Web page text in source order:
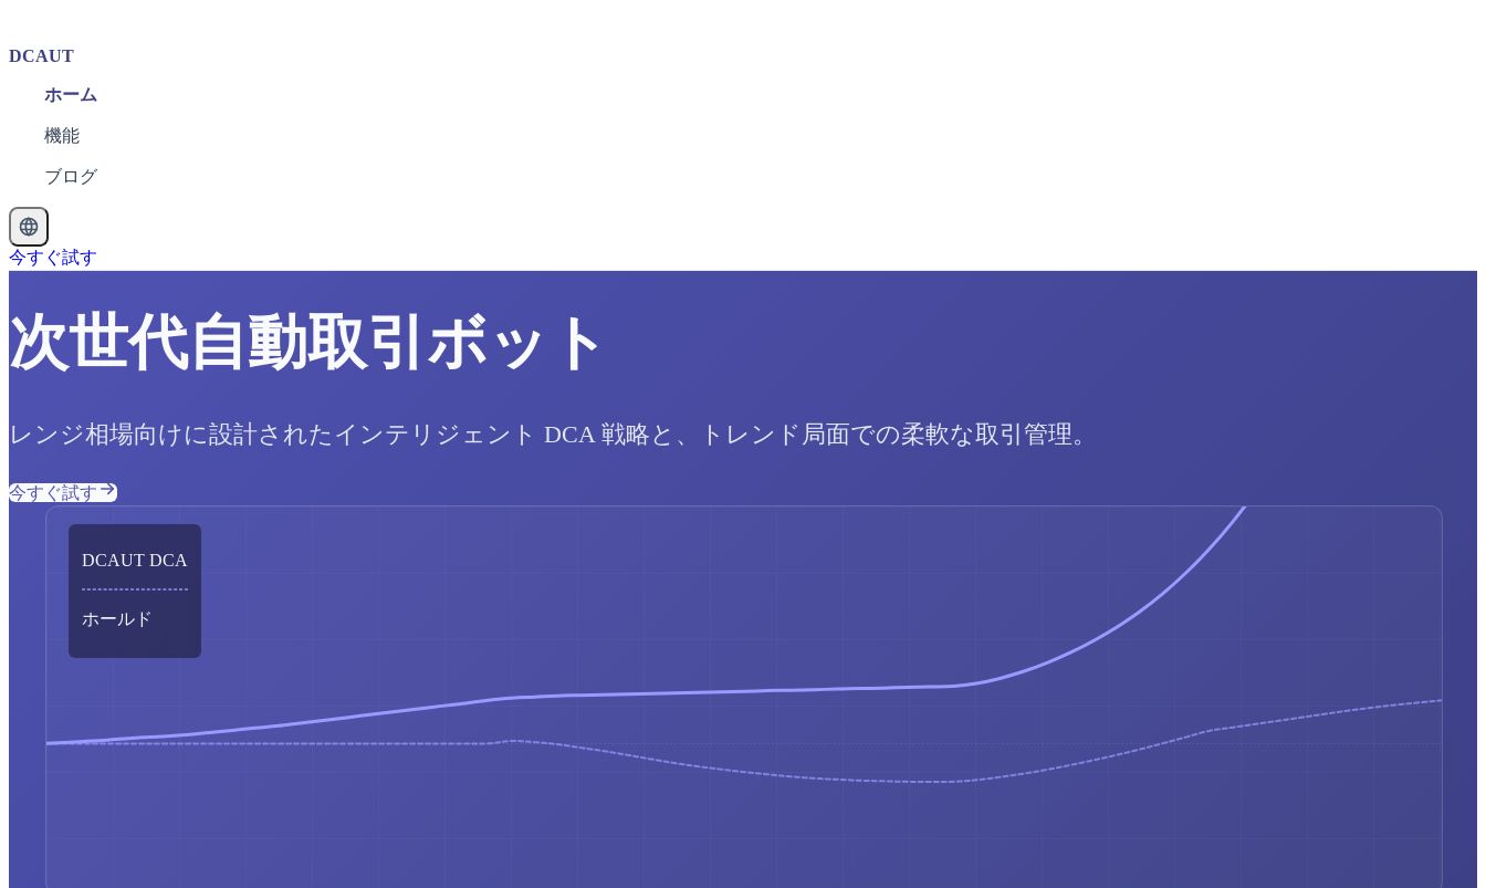
DCAUT
ホーム
機能
ブログ
今すぐ試す
次世代自動取引ボット
レンジ相場向けに設計されたインテリジェント DCA 戦略と、トレンド局面での柔軟な取引管理。
今すぐ試す
DCAUT DCA
ホールド